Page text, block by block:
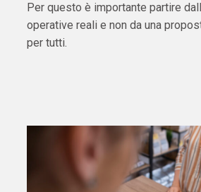
Per questo è importante partire
operative reali e non da una
per tutti.